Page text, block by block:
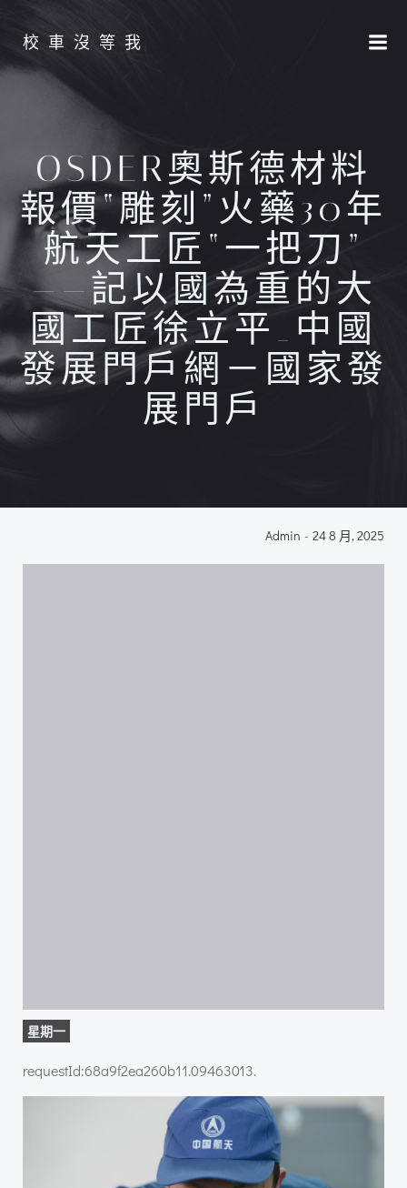
校車沒等我
OSDER奧斯德材料
報價“雕刻”火藥30年
航天工匠“一把刀”
——記以國為重的大
國工匠徐立平_中國
發展門戶網－國家發
展門戶
Admin - 24 8 月, 2025
星期一
requestId:68a9f2ea260b11.09463013.